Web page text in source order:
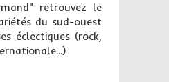
retrouvez le
du sud-ouest
éclectiques (rock,